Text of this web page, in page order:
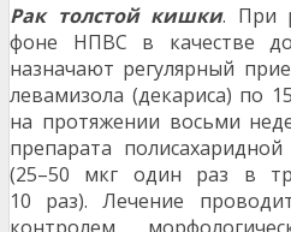
Рак толстой кишки. При
фоне НПВС в качестве
назначают регулярный
левамизола (декариса) по
на протяжении восьми
препарата
(25–50 мкг один раз в
10 раз). Лечение
контролем